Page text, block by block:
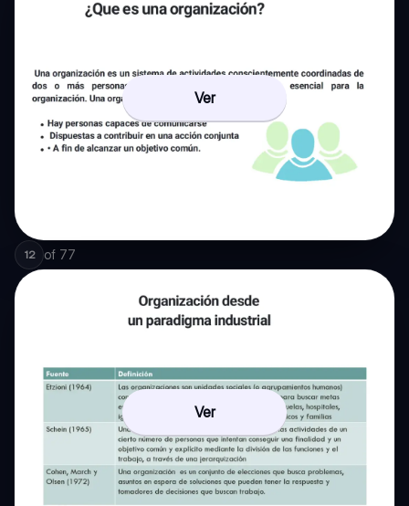
Ver
12 of 77
Ver